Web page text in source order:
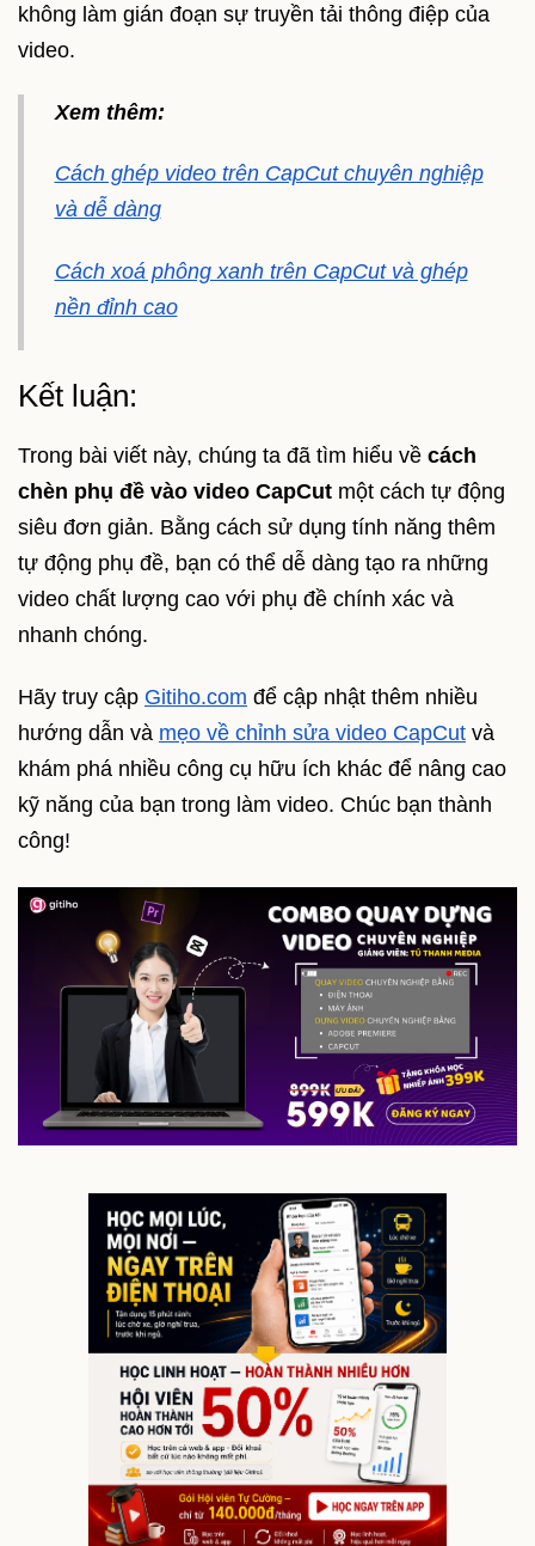
không làm gián đoạn sự truyền tải thông điệp của
video.
Xem thêm:
Cách ghép video trên CapCut chuyên nghiệp
và dễ dàng
Cách xoá phông xanh trên CapCut và ghép
nền đỉnh cao
Kết luận:
Trong bài viết này, chúng ta đã tìm hiểu về cách
chèn phụ đề vào video CapCut một cách tự động
siêu đơn giản. Bằng cách sử dụng tính năng thêm
tự động phụ đề, bạn có thể dễ dàng tạo ra những
video chất lượng cao với phụ đề chính xác và
nhanh chóng.
Hãy truy cập Gitiho.com để cập nhật thêm nhiều
hướng dẫn và mẹo về chỉnh sửa video CapCut và
khám phá nhiều công cụ hữu ích khác để nâng cao
kỹ năng của bạn trong làm video. Chúc bạn thành
công!